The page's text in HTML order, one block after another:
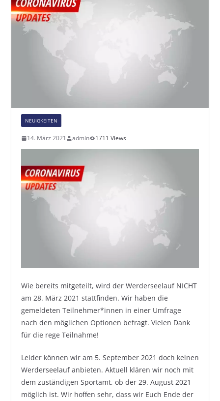
NEUIGKEITEN
14. März 2021 admin 1711 Views
Wie bereits mitgeteilt, wird der Werderseelauf NICHT
am 28. März 2021 stattfinden. Wir haben die
gemeldeten Teilnehmer*innen in einer Umfrage
nach den möglichen Optionen befragt. Vielen Dank
für die rege Teilnahme!
Leider können wir am 5. September 2021 doch keinen
Werderseelauf anbieten. Aktuell klären wir noch mit
dem zuständigen Sportamt, ob der 29. August 2021
möglich ist. Wir hoffen sehr, dass wir Euch Ende der